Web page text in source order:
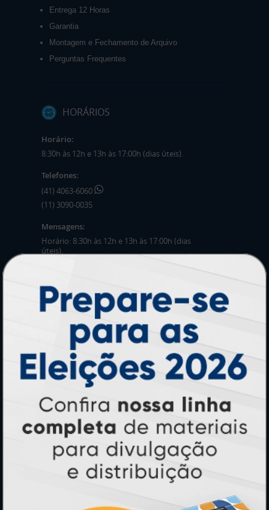
Entrega 12 Horas
Garantia
Montagem e Fechamento de Arquivo
Perguntas Frequentes
HORÁRIOS
Horário:
8:30h às 12h e 13h às 17:00h (dias úteis).
Telefones:
(41) 4063-6060
(11) 3090-0035
Mensagens:
Horário: 8:30h às 12h e 13h às 17:00h (dias
úteis).
PRODUTOS
Adesivos
Pastas
Cartão de Visita
Folder, Flyer e Panfleto
Banners e Lonas
Calendários 2027